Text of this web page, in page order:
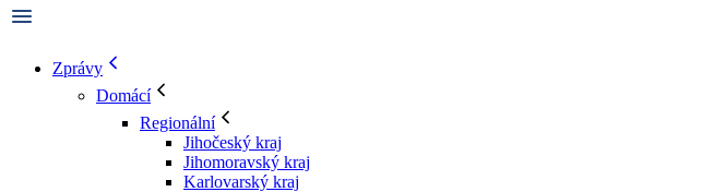
Zprávy
Domácí
Regionální
Jihočeský kraj
Jihomoravský kraj
Karlovarský kraj